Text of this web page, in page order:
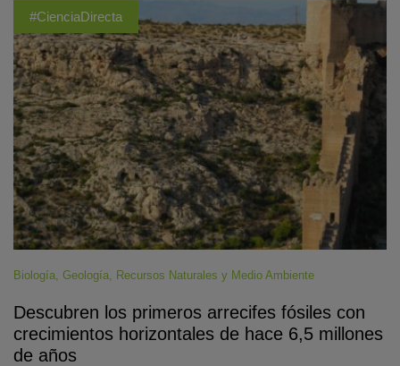
#CienciaDirecta
Biología Geología Recursos Naturales y Medio Ambiente
Descubren los primeros arrecifes fósiles con
crecimientos horizontales de hace 6,5 millones
de años